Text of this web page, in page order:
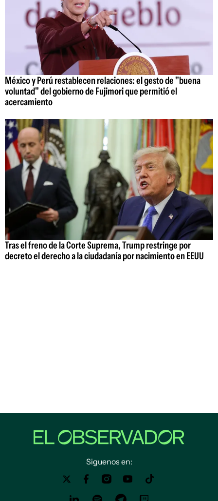
México y Perú restablecen relaciones: el gesto de "buena
voluntad" del gobierno de Fujimori que permitió el
acercamiento
Tras el freno de la Corte Suprema, Trump restringe por
decreto el derecho a la ciudadanía por nacimiento en EEUU
Siguenos en: